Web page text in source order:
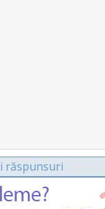
răspunsuri